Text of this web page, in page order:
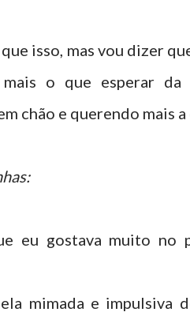
isso, mas vou dizer
o que esperar
chão e querendo mais a
eu gostava muito
mimada e impulsiva